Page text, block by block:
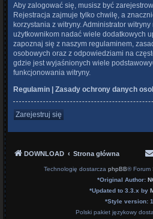
Aby zalogować się, musisz być
Rejestracja zajmuje tylko chwilę, a
korzystania z witryny. Administrator
użytkownikom nadać wiele dodatkowych
zapoznaj się z naszym regulaminem,
osobowych oraz z odpowiedziami na
gdzie jest wyjaśnionych wiele
funkcjonowania witryny.
Regulamin | Zasady ochrony danych
Zarejestruj się
DOWNLOAD Strona główna
Technologię dostarcza phpBB® Forum
*Original Author:
*Updated to 3.3.x by
*Style version:
Polski pakiet językowy